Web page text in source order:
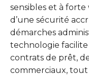
sensibles et à
d’une sécurité
démarches
technologie
contrats de prêt,
commerciaux,